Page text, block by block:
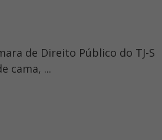
de Direito Público do TJ-S
cama, ...